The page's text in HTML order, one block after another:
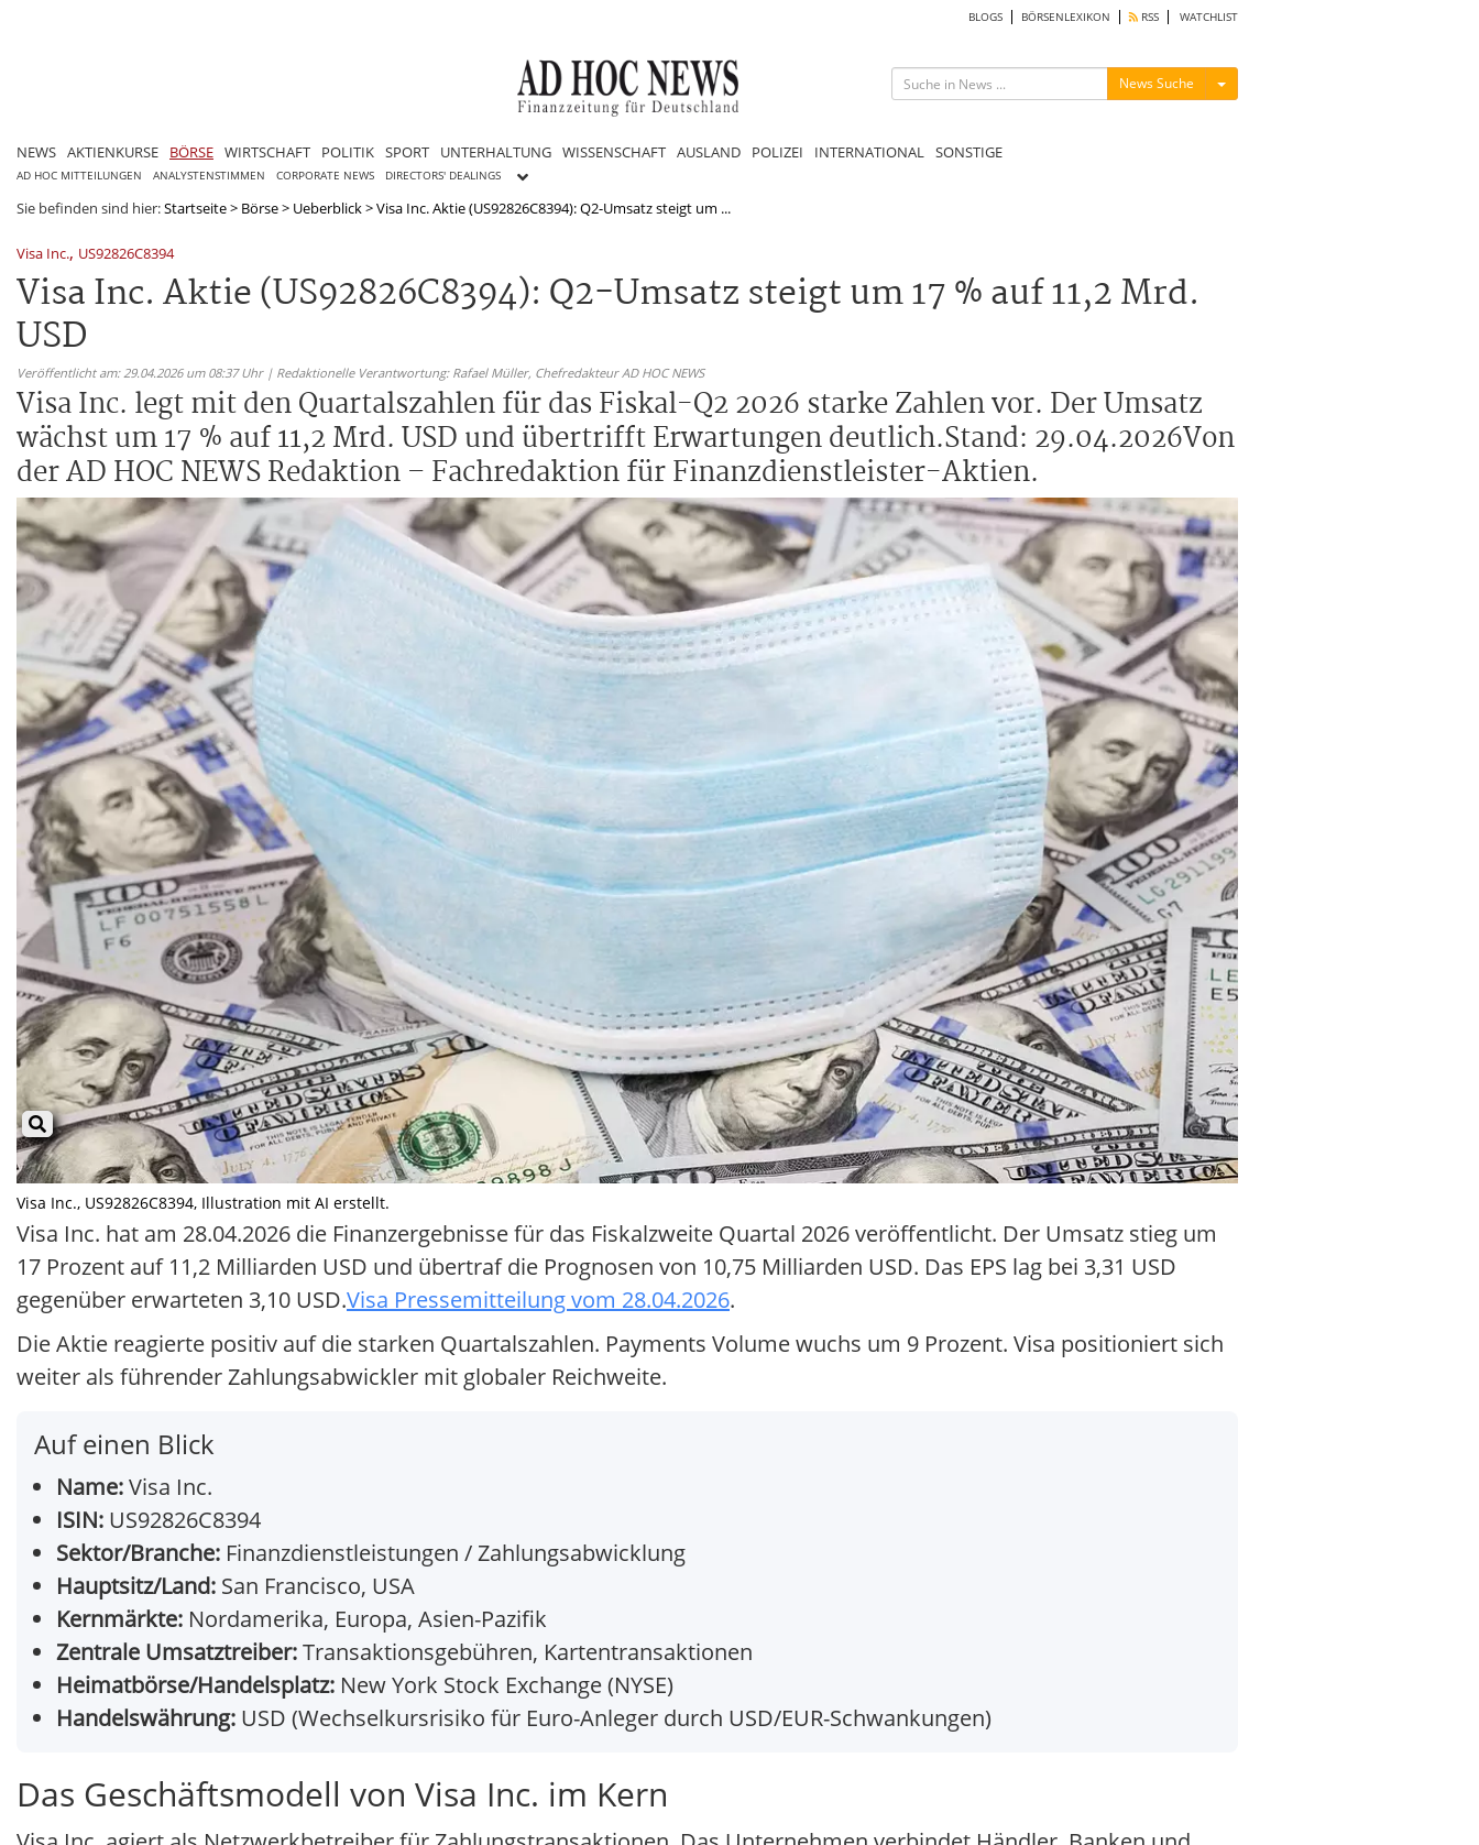
BLOGS BÖRSENLEXIKON RSS WATCHLIST
News Suche Menü ein-/ausblenden
NEWS AKTIENKURSE BÖRSE WIRTSCHAFT POLITIK SPORT UNTERHALTUNG WISSENSCHAFT AUSLAND POLIZEI INTERNATIONAL SONSTIGE
AD HOC MITTEILUNGEN ANALYSTENSTIMMEN CORPORATE NEWS DIRECTORS' DEALINGS
Sie befinden sind hier:Startseite> Börse> Ueberblick>Visa Inc. Aktie (US92826C8394): Q2-Umsatz steigt um ...
Visa Inc., US92826C8394
Visa Inc. Aktie (US92826C8394): Q2-Umsatz steigt um 17 % auf 11,2 Mrd.
USD
Veröffentlicht am: 29.04.2026 um 08:37 Uhr | Redaktionelle Verantwortung: Rafael Müller, Chefredakteur AD HOC NEWS
Visa Inc. legt mit den Quartalszahlen für das Fiskal-Q2 2026 starke Zahlen vor. Der Umsatz
wächst um 17 % auf 11,2 Mrd. USD und übertrifft Erwartungen deutlich.Stand: 29.04.2026Von
der AD HOC NEWS Redaktion – Fachredaktion für Finanzdienstleister-Aktien.
Visa Inc., US92826C8394, Illustration mit AI erstellt.
Visa Inc. hat am 28.04.2026 die Finanzergebnisse für das Fiskalzweite Quartal 2026 veröffentlicht. Der Umsatz stieg um
17 Prozent auf 11,2 Milliarden USD und übertraf die Prognosen von 10,75 Milliarden USD. Das EPS lag bei 3,31 USD
gegenüber erwarteten 3,10 USD.Visa Pressemitteilung vom 28.04.2026.
Die Aktie reagierte positiv auf die starken Quartalszahlen. Payments Volume wuchs um 9 Prozent. Visa positioniert sich
weiter als führender Zahlungsabwickler mit globaler Reichweite.
Auf einen Blick
Name:Visa Inc.
ISIN: US92826C8394
Sektor/Branche: Finanzdienstleistungen / Zahlungsabwicklung
Hauptsitz/Land: San Francisco, USA
Kernmärkte: Nordamerika, Europa, Asien-Pazifik
Zentrale Umsatztreiber:Transaktionsgebühren, Kartentransaktionen
Heimatbörse/Handelsplatz: New York Stock Exchange (NYSE)
Handelswährung: USD (Wechselkursrisiko für Euro-Anleger durch USD/EUR-Schwankungen)
Das Geschäftsmodell von Visa Inc. im Kern